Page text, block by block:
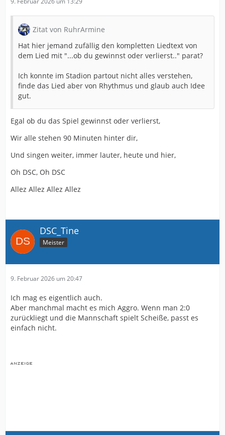
Zitat von RuhrArmine
Hat hier jemand zufällig den kompletten Liedtext von
dem Lied mit "...ob du gewinnst oder verlierst.." parat?
Ich konnte im Stadion partout nicht alles verstehen,
finde das Lied aber von Rhythmus und glaub auch Idee
gut.
Egal ob du das Spiel gewinnst oder verlierst,
Wir alle stehen 90 Minuten hinter dir,
Und singen weiter, immer lauter, heute und hier,
Oh DSC, Oh DSC
Allez Allez Allez Allez
DSC_Tine
Meister
9. Februar 2026 um 20:47
Ich mag es eigentlich auch.
Aber manchmal macht es mich Aggro. Wenn man 2:0
zurückliegt und die Mannschaft spielt Scheiße, passt es
einfach nicht.